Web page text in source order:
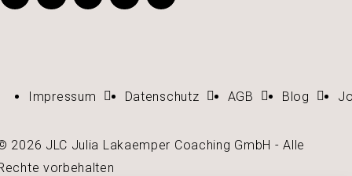
Impressum Datenschutz AGB Blog
2026 JLC Julia Lakaemper Coaching GmbH - Alle
vorbehalten